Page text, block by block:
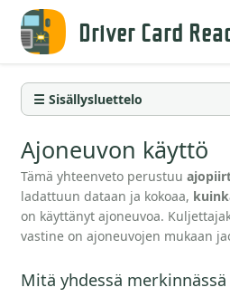
Driver Card
☰ Sisällysluettelo
Ajoneuvon käyttö
Tämä yhteenveto perustuu
ladattuun dataan ja kokoaa,
on käyttänyt ajoneuvoa.
vastine on ajoneuvojen mukaan
Mitä yhdessä merkinnässä